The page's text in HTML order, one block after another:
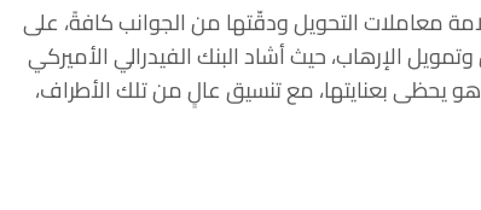
معاملات التحويل ودقّتها من الجوانب كافةً، على
الإرهاب، حيث أشاد البنك الفيدرالي الأميركي
وهو يحظى بعنايتها، مع تنسيق عالٍ من تلك الأطراف،